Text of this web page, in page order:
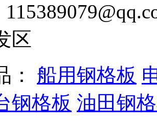
区
： 船用钢格板
钢格板 油田钢